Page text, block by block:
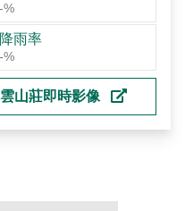
-%
降雨率
-%
山莊即時影像